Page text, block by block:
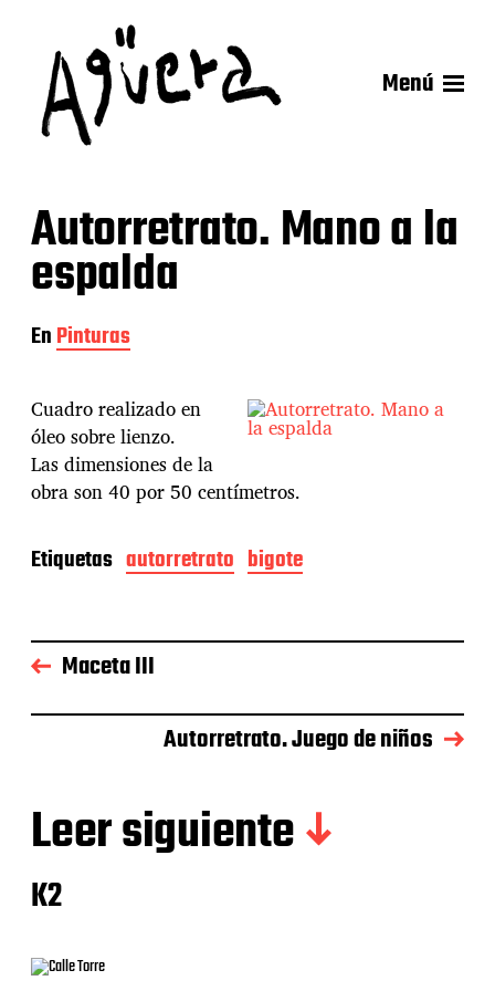
Menú
Autorretrato. Mano a la
espalda
EnPinturas
Cuadro realizado en
óleo sobre lienzo.
Las dimensiones de la
obra son 40 por 50 centímetros.
Etiquetas autorretrato bigote
Maceta III
Autorretrato. Juego de niños
Leer siguiente
K2